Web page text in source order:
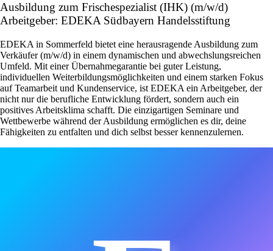
Ausbildung zum Frischespezialist (IHK) (m/w/d)
Arbeitgeber: EDEKA Südbayern Handelsstiftung
EDEKA in Sommerfeld bietet eine herausragende Ausbildung zum
Verkäufer (m/w/d) in einem dynamischen und abwechslungsreichen
Umfeld. Mit einer Übernahmegarantie bei guter Leistung,
individuellen Weiterbildungsmöglichkeiten und einem starken Fokus
auf Teamarbeit und Kundenservice, ist EDEKA ein Arbeitgeber, der
nicht nur die berufliche Entwicklung fördert, sondern auch ein
positives Arbeitsklima schafft. Die einzigartigen Seminare und
Wettbewerbe während der Ausbildung ermöglichen es dir, deine
Fähigkeiten zu entfalten und dich selbst besser kennenzulernen.